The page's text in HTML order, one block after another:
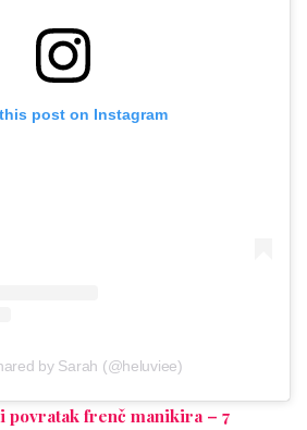
post on Instagram
by Sarah (@heluviee)
povratak frenč manikira – 7